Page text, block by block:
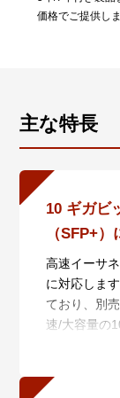
価格でご提供しま
主な特長
10 ギガビ
（SFP+
高速イーサ
に対応しま
ており、別
速/大容量の